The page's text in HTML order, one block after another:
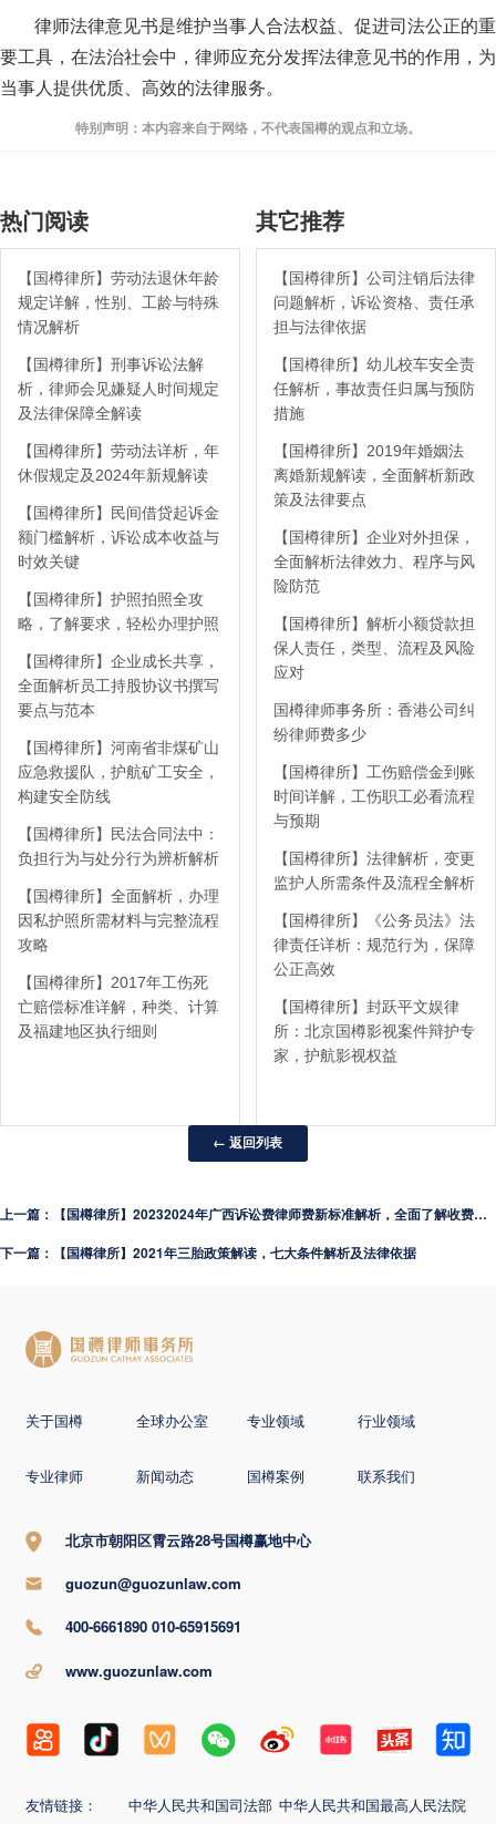
律师法律意见书是维护当事人合法权益、促进司法公正的重
要工具，在法治社会中，律师应充分发挥法律意见书的作用，为
当事人提供优质、高效的法律服务。
特别声明：本内容来自于网络，不代表国樽的观点和立场。
热门阅读
【国樽律所】劳动法退休年龄
规定详解，性别、工龄与特殊
情况解析
【国樽律所】刑事诉讼法解
析，律师会见嫌疑人时间规定
及法律保障全解读
【国樽律所】劳动法详析，年
休假规定及2024年新规解读
【国樽律所】民间借贷起诉金
额门槛解析，诉讼成本收益与
时效关键
【国樽律所】护照拍照全攻
略，了解要求，轻松办理护照
【国樽律所】企业成长共享，
全面解析员工持股协议书撰写
要点与范本
【国樽律所】河南省非煤矿山
应急救援队，护航矿工安全，
构建安全防线
【国樽律所】民法合同法中：
负担行为与处分行为辨析解析
【国樽律所】全面解析，办理
因私护照所需材料与完整流程
攻略
【国樽律所】2017年工伤死
亡赔偿标准详解，种类、计算
及福建地区执行细则
其它推荐
【国樽律所】公司注销后法律
问题解析，诉讼资格、责任承
担与法律依据
【国樽律所】幼儿校车安全责
任解析，事故责任归属与预防
措施
【国樽律所】2019年婚姻法
离婚新规解读，全面解析新政
策及法律要点
【国樽律所】企业对外担保，
全面解析法律效力、程序与风
险防范
【国樽律所】解析小额贷款担
保人责任，类型、流程及风险
应对
国樽律师事务所：香港公司纠
纷律师费多少
【国樽律所】工伤赔偿金到账
时间详解，工伤职工必看流程
与预期
【国樽律所】法律解析，变更
监护人所需条件及流程全解析
【国樽律所】《公务员法》法
律责任详析：规范行为，保障
公正高效
【国樽律所】封跃平文娱律
所：北京国樽影视案件辩护专
家，护航影视权益
← 返回列表
上一篇：【国樽律所】20232024年广西诉讼费律师费新标准解析，全面了解收费标准变化
下一篇：【国樽律所】2021年三胎政策解读，七大条件解析及法律依据
关于国樽 全球办公室 专业领域 行业领域
专业律师 新闻动态 国樽案例 联系我们
北京市朝阳区霄云路28号国樽赢地中心
guozun@guozunlaw.com
400-6661890 010-65915691
www.guozunlaw.com
友情链接： 中华人民共和国司法部 中华人民共和国最高人民法院